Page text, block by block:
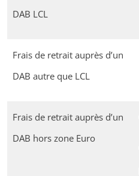
DAB LCL
Frais de retrait auprès d’un
DAB autre que LCL
Frais de retrait auprès d’un
DAB hors zone Euro